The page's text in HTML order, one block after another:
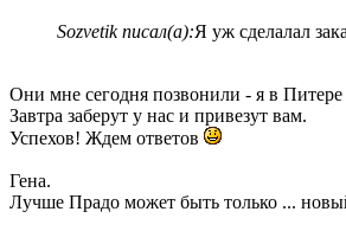
Sozvetik писал(а):Я уж сделалал
Они мне сегодня позвонили - я в
Завтра заберут у нас и привезут вам.
Успехов! Ждем ответов
Гена.
Лучше Прадо может быть только ...